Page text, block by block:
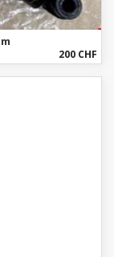
200 CHF